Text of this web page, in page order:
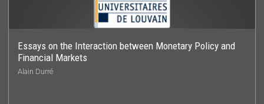
Essays on the Interaction between Monetary Policy and
Financial Markets
Alain Durré